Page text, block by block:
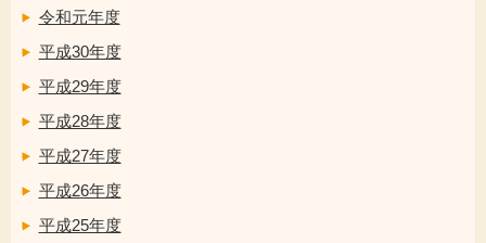
令和元年度
平成30年度
平成29年度
平成28年度
平成27年度
平成26年度
平成25年度